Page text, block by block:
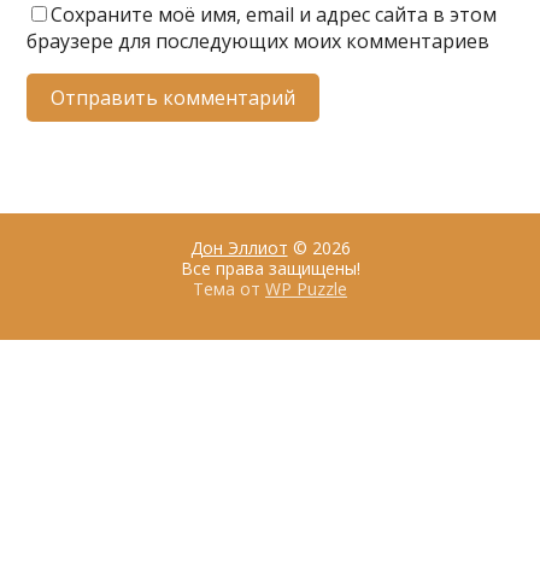
Сохраните моё имя, email и адрес сайта в этом
браузере для последующих моих комментариев
Дон Эллиот © 2026
Все права защищены!
Тема от WP Puzzle